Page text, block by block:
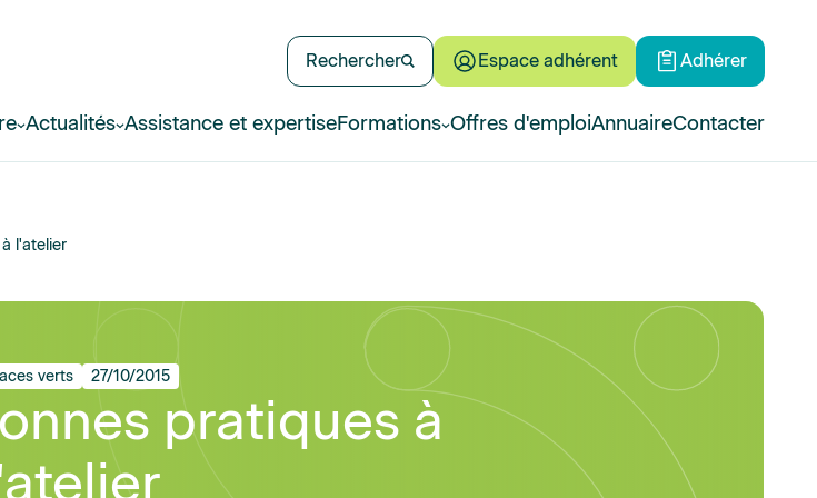
Rechercher Espace adhérent Adhérer
Actualités Assistance et expertiseFormations Offres d'emploiAnnuaireContacter
l'atelier
verts 27/10/2015
pratiques à